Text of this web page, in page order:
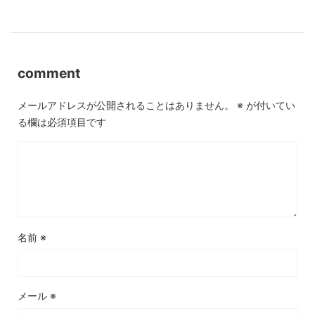
comment
メールアドレスが公開されることはありません。 ※ が付いてい
る欄は必須項目です
名前 ※
メール ※